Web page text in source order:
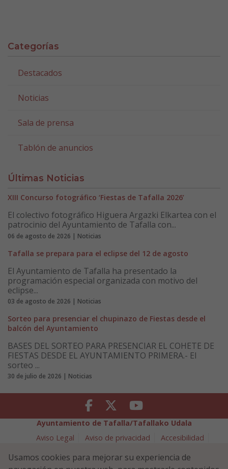
Categorías
Destacados
Noticias
Sala de prensa
Tablón de anuncios
Últimas Noticias
XIII Concurso fotográfico ‘Fiestas de Tafalla 2026’
El colectivo fotográfico Higuera Argazki Elkartea con el
patrocinio del Ayuntamiento de Tafalla con...
06 de agosto de 2026 | Noticias
Tafalla se prepara para el eclipse del 12 de agosto
El Ayuntamiento de Tafalla ha presentado la
programación especial organizada con motivo del
eclipse...
03 de agosto de 2026 | Noticias
Sorteo para presenciar el chupinazo de Fiestas desde el
balcón del Ayuntamiento
BASES DEL SORTEO PARA PRESENCIAR EL COHETE DE
FIESTAS DESDE EL AYUNTAMIENTO PRIMERA.- El
sorteo ...
30 de julio de 2026 | Noticias
Facebook Twitter Youtube
Ayuntamiento de Tafalla/Tafallako Udala
Aviso Legal
Aviso de privacidad
Accesibilidad
Política de Seguridad de la Información
Usamos cookies para mejorar su experiencia de